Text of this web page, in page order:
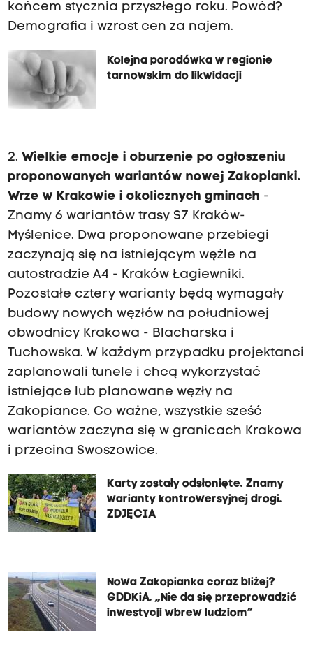
końcem stycznia przyszłego roku. Powód?
Demografia i wzrost cen za najem.
Kolejna porodówka w regionie
tarnowskim do likwidacji
2. Wielkie emocje i oburzenie po ogłoszeniu
proponowanych wariantów nowej Zakopianki.
Wrze w Krakowie i okolicznych gminach -
Znamy 6 wariantów trasy S7 Kraków-
Myślenice. Dwa proponowane przebiegi
zaczynają się na istniejącym węźle na
autostradzie A4 - Kraków Łagiewniki.
Pozostałe cztery warianty będą wymagały
budowy nowych węzłów na południowej
obwodnicy Krakowa - Blacharska i
Tuchowska. W każdym przypadku projektanci
zaplanowali tunele i chcą wykorzystać
istniejące lub planowane węzły na
Zakopiance. Co ważne, wszystkie sześć
wariantów zaczyna się w granicach Krakowa
i przecina Swoszowice.
Karty zostały odsłonięte. Znamy
warianty kontrowersyjnej drogi.
ZDJĘCIA
Nowa Zakopianka coraz bliżej?
GDDKiA. „Nie da się przeprowadzić
inwestycji wbrew ludziom”